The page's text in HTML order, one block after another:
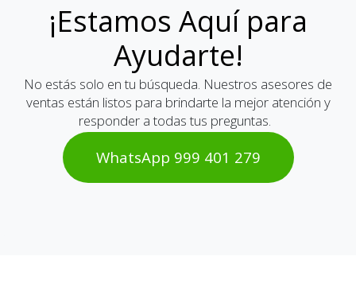
¡Estamos Aquí para
Ayudarte!
No estás solo en tu búsqueda. Nuestros asesores de
ventas están listos para brindarte la mejor atención y
responder a todas tus preguntas.
WhatsAp​​​​p 999 401 2​​79